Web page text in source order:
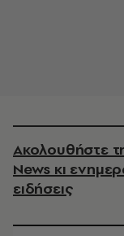
Ακολουθήστε
News κι
ειδήσεις